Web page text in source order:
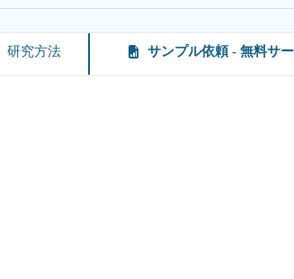
研究方法 サンプル依頼 - 無料サ